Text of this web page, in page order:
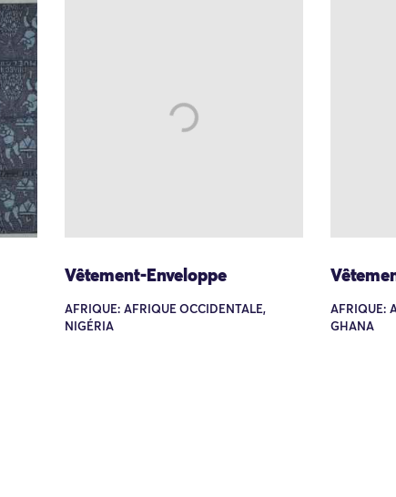
Vêtement-Enveloppe
AFRIQUE: AFRIQUE OCCIDENTALE,
NIGÉRIA
AFRIQUE:
GHANA